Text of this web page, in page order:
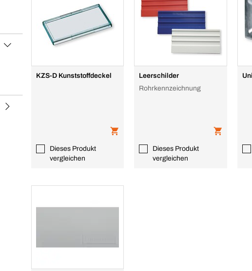
KZS-D Kunststoffdeckel
Dieses Produkt
vergleichen
Leerschilder
Rohrkennzeichnung
Dieses Produkt
vergleichen